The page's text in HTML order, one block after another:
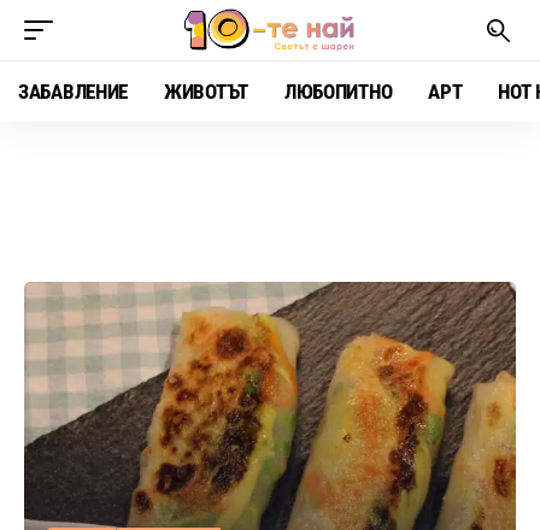
ЗАБАВЛЕНИЕ ЖИВОТЪТ ЛЮБОПИТНО АРТ HOT